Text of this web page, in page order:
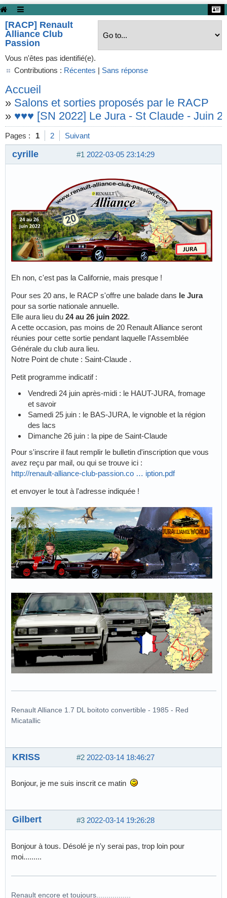
[RACP] Renault
Alliance Club
Passion
Vous n'êtes pas identifié(e).
Contributions : Récentes | Sans réponse
Accueil
» Salons et sorties proposés par le RACP
» ♥♥♥ [SN 2022] Le Jura - St Claude - Juin
Pages : 1 2 Suivant
#1 2022-03-05 23:14:29
cyrille
Eh non, c'est pas la Californie, mais presque !
Pour ses 20 ans, le RACP s'offre une balade dans le Jura
pour sa sortie nationale annuelle.
Elle aura lieu du 24 au 26 juin 2022.
A cette occasion, pas moins de 20 Renault Alliance seront
réunies pour cette sortie pendant laquelle l'Assemblée
Générale du club aura lieu.
Notre Point de chute : Saint-Claude .
Petit programme indicatif :
Vendredi 24 juin après-midi : le HAUT-JURA, fromage
et savoir
Samedi 25 juin : le BAS-JURA, le vignoble et la région
des lacs
Dimanche 26 juin : la pipe de Saint-Claude
Pour s'inscrire il faut remplir le bulletin d'inscription que vous
avez reçu par mail, ou qui se trouve ici :
http://renault-alliance-club-passion.co … iption.pdf
et envoyer le tout à l'adresse indiquée !
Renault Alliance 1.7 DL boitoto convertible - 1985 - Red
Micatallic
#2 2022-03-14 18:46:27
KRISS
Bonjour, je me suis inscrit ce matin
#3 2022-03-14 19:26:28
Gilbert
Bonjour à tous. Désolé je n'y serai pas, trop loin pour
moi.........
Renault encore et toujours.................